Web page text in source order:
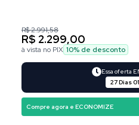
R$ 2.991,58
R$ 2.299,00
à vista no PIX 10% de desconto
Essa oferta
27 Dias01
Compre agora e ECONOMIZE